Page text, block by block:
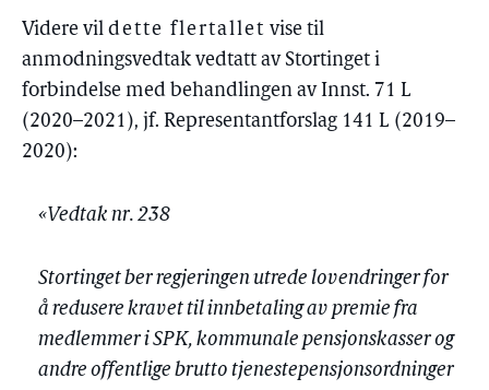
Videre vil dette flertallet vise til
anmodningsvedtak vedtatt av Stortinget i
forbindelse med behandlingen av Innst. 71 L
(2020–2021), jf. Representantforslag 141 L (2019–
2020):
«Vedtak nr. 238
Stortinget ber regjeringen utrede lovendringer for
å redusere kravet til innbetaling av premie fra
medlemmer i SPK, kommunale pensjonskasser og
andre offentlige brutto tjenestepensjonsordninger